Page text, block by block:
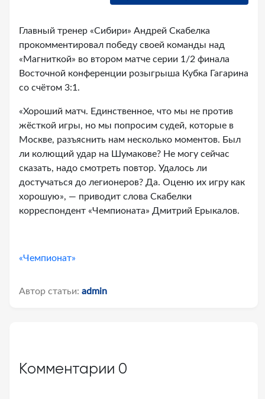
Главный тренер «Сибири» Андрей Скабелка
прокомментировал победу своей команды над
«Магниткой» во втором матче серии 1/2 финала
Восточной конференции розыгрыша Кубка Гагарина
со счётом 3:1.
«Хороший матч. Единственное, что мы не против
жёсткой игры, но мы попросим судей, которые в
Москве, разъяснить нам несколько моментов. Был
ли колющий удар на Шумакове? Не могу сейчас
сказать, надо смотреть повтор. Удалось ли
достучаться до легионеров? Да. Оценю их игру как
хорошую», — приводит слова Скабелки
корреспондент «Чемпионата» Дмитрий Ерыкалов.
«Чемпионат»
Автор статьи: admin
Комментарии 0